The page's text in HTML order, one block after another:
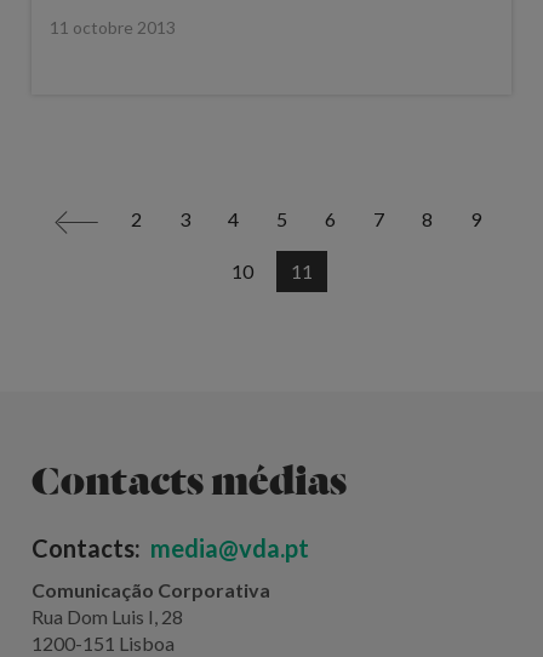
11 octobre 2013
< 2 3 4 5 6 7 8 9
10 11
Contacts médias
Contacts: media@vda.pt
Comunicação Corporativa
Rua Dom Luis I, 28
1200-151 Lisboa